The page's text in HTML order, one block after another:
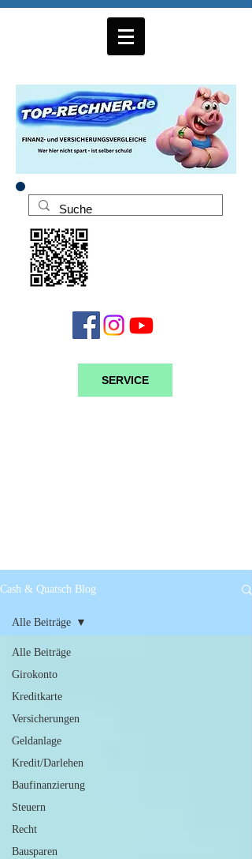
SERVICE
Cash & Quatsch Blog
Alle Beiträge
Girokonto
Kreditkarte
Versicherungen
Geldanlage
Kredit/Darlehen
Baufinanzierung
Steuern
Recht
Bausparen
Alle Beiträge